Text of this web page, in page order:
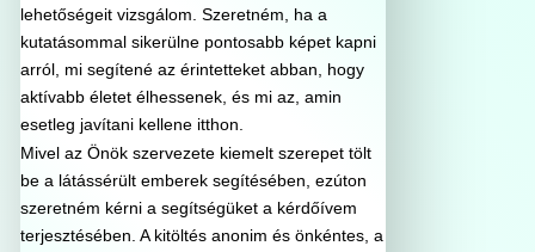
lehetőségeit vizsgálom. Szeretném, ha a
kutatásommal sikerülne pontosabb képet kapni
arról, mi segítené az érintetteket abban, hogy
aktívabb életet élhessenek, és mi az, amin
esetleg javítani kellene itthon.
Mivel az Önök szervezete kiemelt szerepet tölt
be a látássérült emberek segítésében, ezúton
szeretném kérni a segítségüket a kérdőívem
terjesztésében. A kitöltés anonim és önkéntes, a